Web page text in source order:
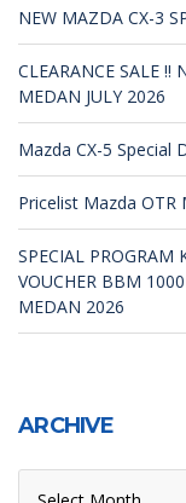
NEW MAZDA CX-3
CLEARANCE SALE
MEDAN JULY 2026
Mazda CX-5 Special
Pricelist Mazda OTR
SPECIAL PROGRAM
VOUCHER BBM
MEDAN 2026
ARCHIVE